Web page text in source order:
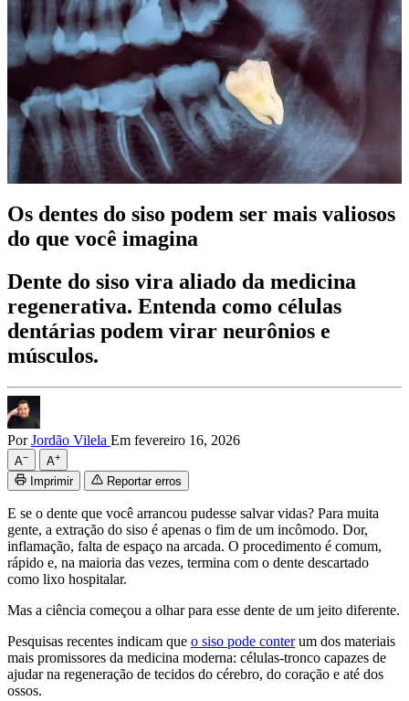
Os dentes do siso podem ser mais valiosos
do que você imagina
Dente do siso vira aliado da medicina
regenerativa. Entenda como células
dentárias podem virar neurônios e
músculos.
PorJordão Vilela Em fevereiro 16, 2026
A− A+
Imprimir Reportar erros
E se o dente que você arrancou pudesse salvar vidas? Para muita
gente, a extração do siso é apenas o fim de um incômodo. Dor,
inflamação, falta de espaço na arcada. O procedimento é comum,
rápido e, na maioria das vezes, termina com o dente descartado
como lixo hospitalar.
Mas a ciência começou a olhar para esse dente de um jeito diferente.
Pesquisas recentes indicam que o siso pode conterum dos materiais
mais promissores da medicina moderna: células-tronco capazes de
ajudar na regeneração de tecidos do cérebro, do coração e até dos
ossos.